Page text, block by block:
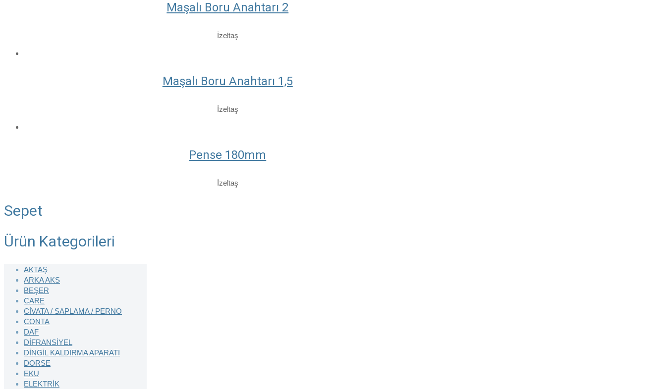
Maşalı Boru Anahtarı 2
İzeltaş
Maşalı Boru Anahtarı 1,5
İzeltaş
Pense 180mm
İzeltaş
Sepet
Ürün Kategorileri
AKTAŞ
ARKA AKS
BEŞER
CARE
CİVATA / SAPLAMA / PERNO
CONTA
DAF
DİFRANSİYEL
DİNGİL KALDIRMA APARATI
DORSE
EKU
ELEKTRİK